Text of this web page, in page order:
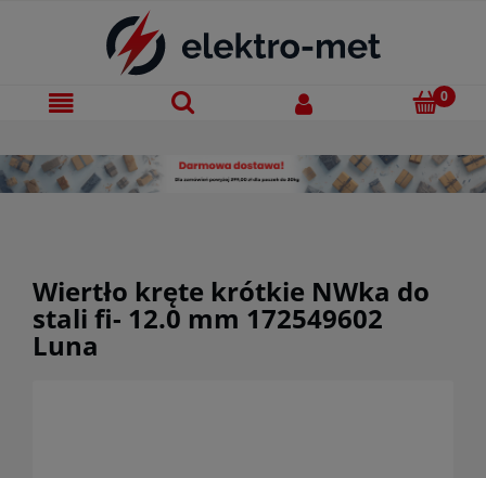
Wiertło kręte krótkie NWka do
stali fi- 12.0 mm 172549602
Luna